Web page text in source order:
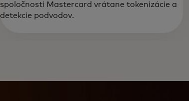
spoločnosti Mastercard vrátane tokenizácie a
detekcie podvodov.